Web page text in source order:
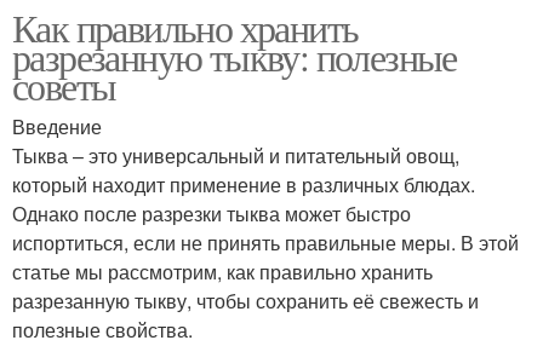
Как правильно хранить
разрезанную тыкву: полезные
советы
Введение
Тыква – это универсальный и питательный овощ,
который находит применение в различных блюдах.
Однако после разрезки тыква может быстро
испортиться, если не принять правильные меры. В этой
статье мы рассмотрим, как правильно хранить
разрезанную тыкву, чтобы сохранить её свежесть и
полезные свойства.